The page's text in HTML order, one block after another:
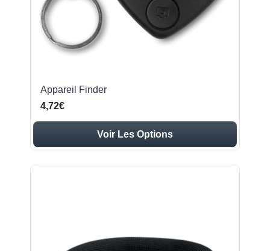
Appareil Finder
4,72€
Voir Les Options